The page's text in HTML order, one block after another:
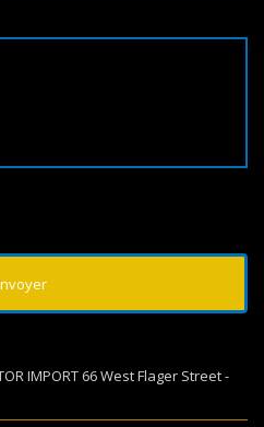
IMPORT 66 West Flager Street -